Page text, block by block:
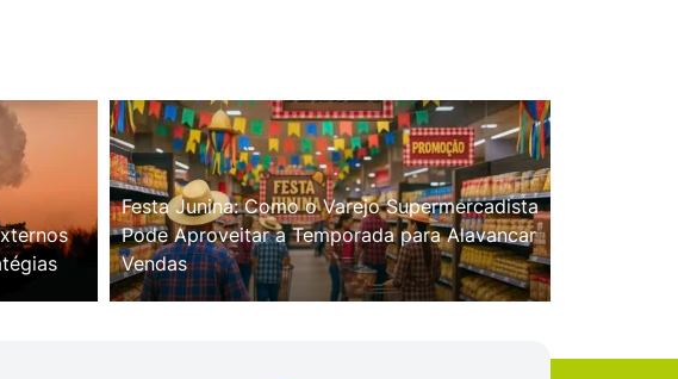
Festa Junina: Como o Varejo Supermercadista
Pode Aproveitar a Temporada para Alavancar
Vendas